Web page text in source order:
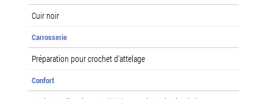
Cuir noir
Carrosserie
Préparation pour crochet d'attelage
Confort